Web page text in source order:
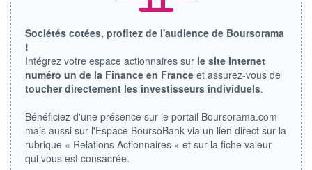
0,0000 0,0000
RENDEMENT
ESTIMÉ 2026
-
PER ESTIMÉ
2026
-
-
ÉLIGIBILITÉ
Non éligible
Boursobank
Sociétés cotées, profitez de l'audience de Boursorama
!
Intégrez votre espace actionnaires sur le site Internet
numéro un de la Finance en France et assurez-vous de
toucher directement les investisseurs individuels.
Bénéficiez d'une présence sur le portail Boursorama.com
mais aussi sur l'Espace BoursoBank via un lien direct sur la
rubrique « Relations Actionnaires » et sur la fiche valeur
qui vous est consacrée.